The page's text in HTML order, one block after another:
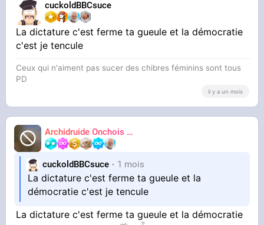
cuckoldBBCsuce
La dictature c'est ferme ta gueule et la démocratie
c'est je tencule
Ceux qui n'aiment pas sucer des chibres féminins sont tous
PD
il y a un mois
Archidruide Onchois
🍀️🌩️🐻️
cuckoldBBCsuce 1 mois
La dictature c'est ferme ta gueule et la
démocratie c'est je tencule
La dictature c'est ferme ta gueule et la démocratie